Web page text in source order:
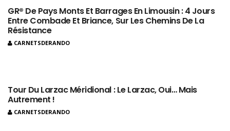
GR® De Pays Monts Et Barrages En Limousin : 4 Jours
Entre Combade Et Briance, Sur Les Chemins De La
Résistance
CARNETSDERANDO
Tour Du Larzac Méridional : Le Larzac, Oui… Mais
Autrement !
CARNETSDERANDO